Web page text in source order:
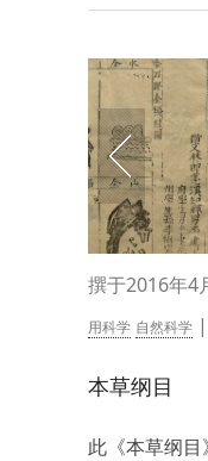
撰于2016年4
用科学 自然科学
本草纲目
此《本草纲